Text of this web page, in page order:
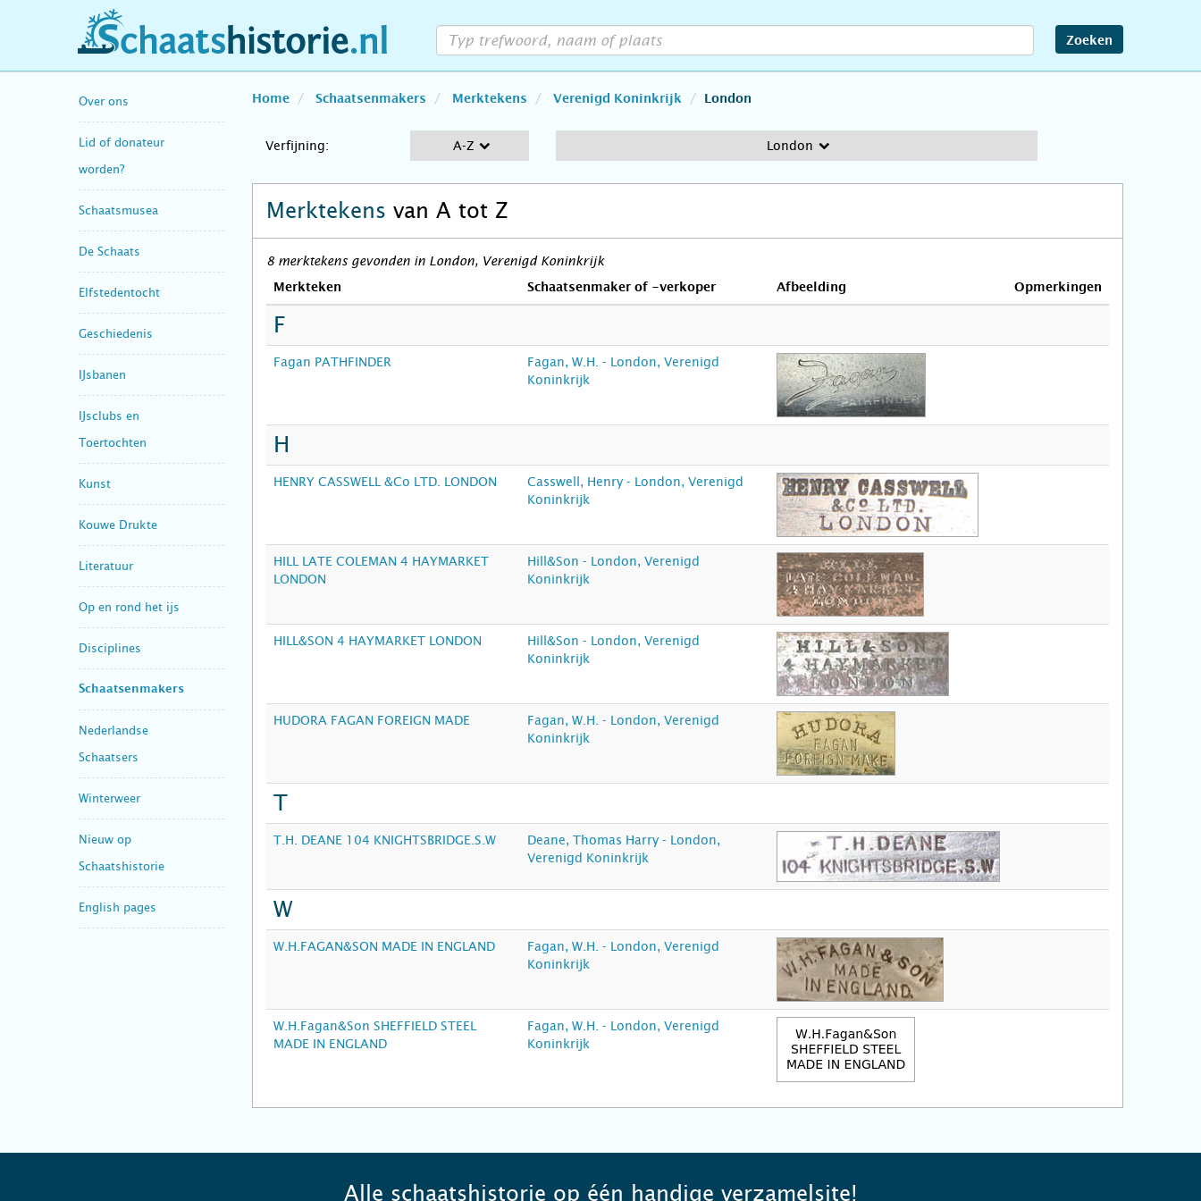
schaatshistorie.nl Zoeken
Over ons
Lid of donateur
worden?
Schaatsmusea
De Schaats
Elfstedentocht
Geschiedenis
IJsbanen
IJsclubs en
Toertochten
Kunst
Kouwe Drukte
Literatuur
Op en rond het ijs
Disciplines
Schaatsenmakers
Nederlandse
Schaatsers
Winterweer
Nieuw op
Schaatshistorie
English pages
Home Schaatsenmakers Merktekens Verenigd Koninkrijk London
Verfijning: A-Z London
Merktekens van A tot Z
8 merktekens gevonden in London, Verenigd Koninkrijk
Merkteken Schaatsenmaker of -verkoper Afbeelding Opmerkingen
F
Fagan PATHFINDER
Fagan, W.H. - London, Verenigd
Koninkrijk
H
HENRY CASSWELL &Co LTD. LONDON
Casswell, Henry - London, Verenigd
Koninkrijk
HILL LATE COLEMAN 4 HAYMARKET
LONDON
Hill&Son - London, Verenigd
Koninkrijk
HILL&SON 4 HAYMARKET LONDON
Hill&Son - London, Verenigd
Koninkrijk
HUDORA FAGAN FOREIGN MADE
Fagan, W.H. - London, Verenigd
Koninkrijk
T
T.H. DEANE 104 KNIGHTSBRIDGE.S.W
Deane, Thomas Harry - London,
Verenigd Koninkrijk
W
W.H.FAGAN&SON MADE IN ENGLAND
Fagan, W.H. - London, Verenigd
Koninkrijk
W.H.Fagan&Son SHEFFIELD STEEL
MADE IN ENGLAND
Fagan, W.H. - London, Verenigd
Koninkrijk
Alle schaatshistorie op één handige verzamelsite!